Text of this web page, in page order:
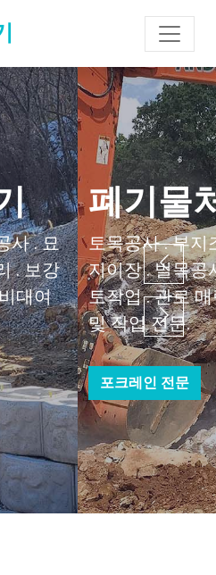
철거 . 석축
파기공사 . 석축공사 . 묘
공사 . 폐기물처리 . 보강
. 조경공사 . 중장비대여
8906. 0427